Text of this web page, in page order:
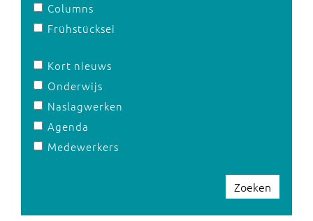
Columns
Frühstücksei
Kort nieuws
Onderwijs
Naslagwerken
Agenda
Medewerkers
Zoeken